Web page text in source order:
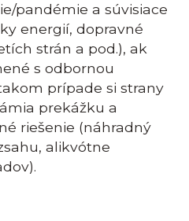
pandémie a súvisiace
energií, dopravné
strán a pod.), ak
s odbornou
prípade si strany
prekážku a
riešenie (náhradný
alikvótne